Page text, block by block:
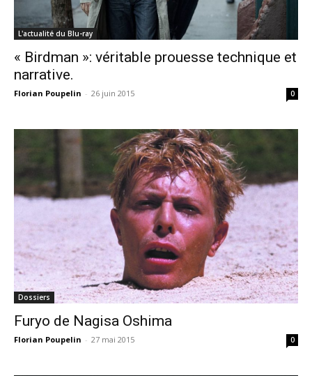
L'actualité du Blu-ray
« Birdman »: véritable prouesse technique et
narrative.
Florian Poupelin - 26 juin 2015 0
Dossiers
Furyo de Nagisa Oshima
Florian Poupelin - 27 mai 2015 0